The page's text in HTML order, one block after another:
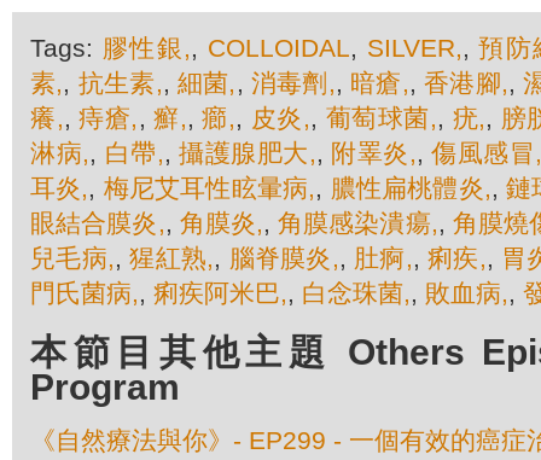
Tags: 膠性銀,, COLLOIDAL, SILVER,,預防
素,, 抗生素,, 細菌, , 消毒劑,, 暗瘡,, 香港腳,,
癢,,痔瘡, ,癬,,癤,, 皮炎,, 葡萄球菌,, 疣,, 膀
淋病,, 白帶,,攝護腺肥大,, 附睪炎,,傷風感冒
耳炎,, 梅尼艾耳性眩暈病,, 膿性扁桃體炎,, 鏈
眼結合膜炎,, 角膜炎,,角膜感染潰瘍,, 角膜燒
兒毛病,,猩紅熟,, 腦脊膜炎,, 肚痾,, 痢疾,, 胃
門氏菌病,, 痢疾阿米巴,, 白念珠菌,, 敗血病,,
本節目其他主題 Others
Program
《自然療法與你》- EP299 - 一個有效的癌症